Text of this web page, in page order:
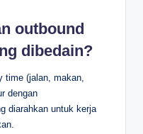
outbound
dibedain?
time (jalan, makan,
dengan
diarahkan untuk kerja